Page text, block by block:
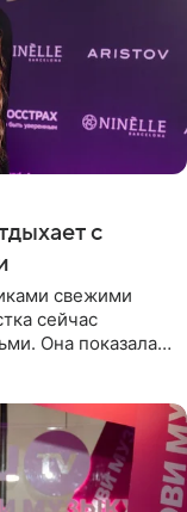
с
свежими
сейчас
Она показала,